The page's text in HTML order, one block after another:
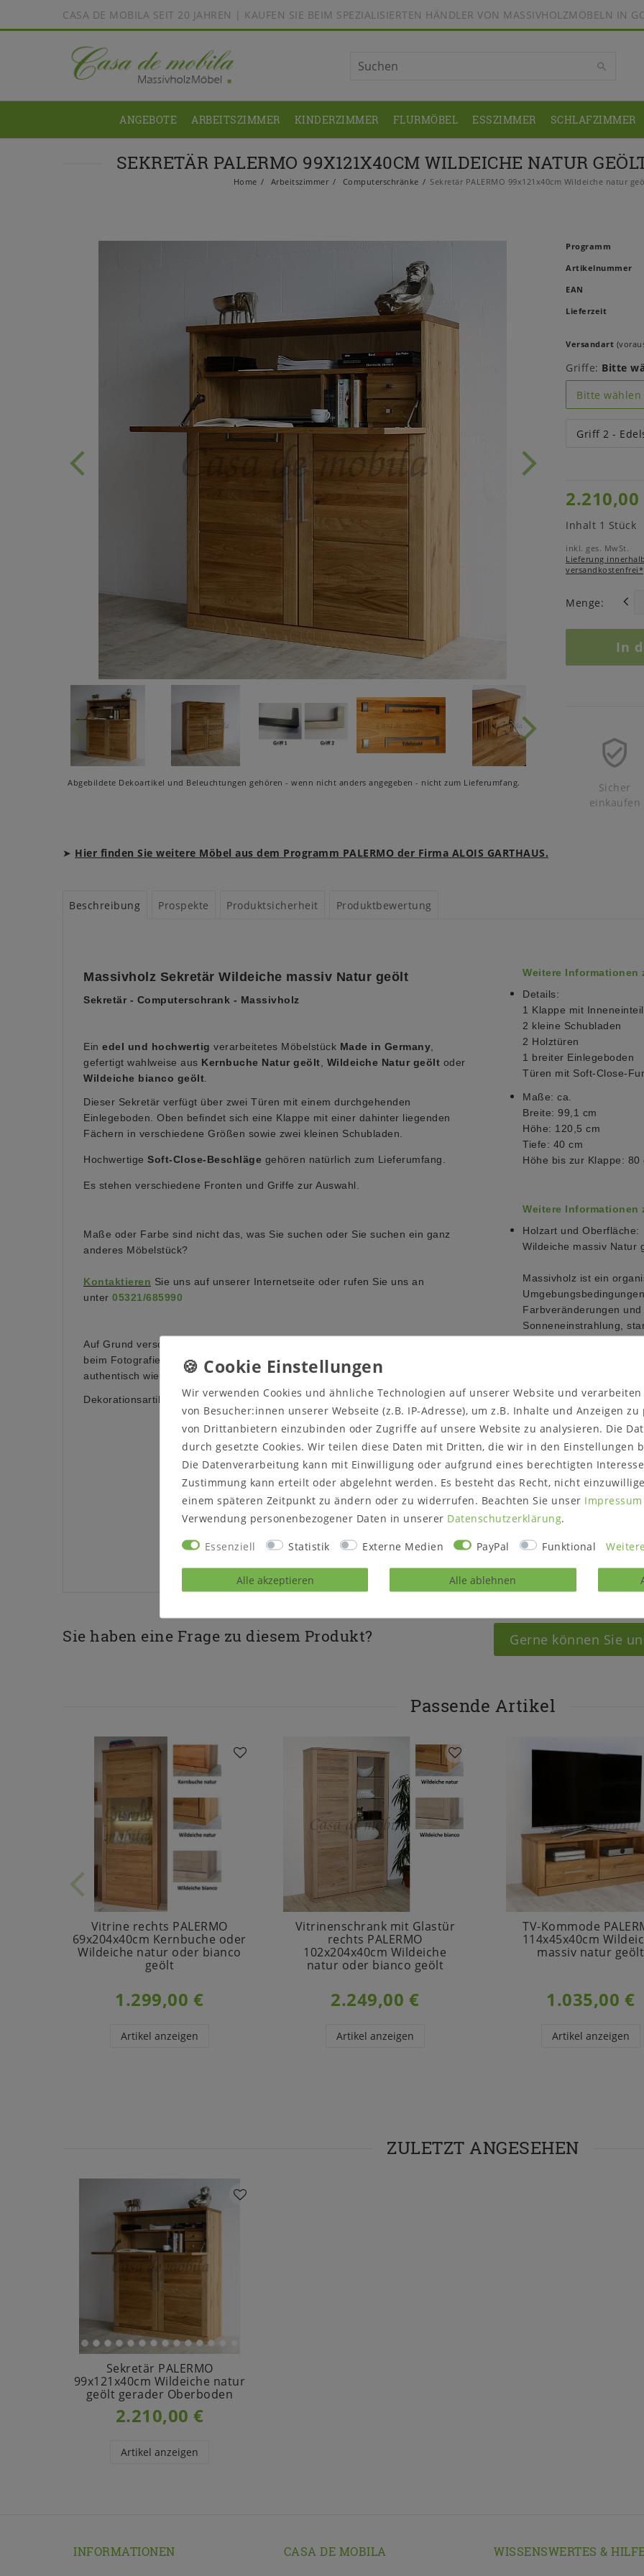
CASA DE MOBILA SEIT 20 JAHREN | KAUFEN SIE BEIM SPEZIALISIERTEN HÄNDLER VON MASSIVHOLZMÖBELN IN
ANGEBOTE ARBEITSZIMMER KINDERZIMMER FLURMÖBEL ESSZIMMER SCHLAFZIMMER
SEKRETÄR PALERMO 99X121X40CM WILDEICHE NATUR
Home Arbeitszimmer Computerschränke Sekretär PALERMO 99x121x40cm Wildeiche natur
Abgebildete Dekoartikel und Beleuchtungen gehören - wenn nicht anders angegeben - nicht zum Lieferumfang.
Programm
Artikelnummer
EAN
Lieferzeit
Versandart
Griffe: Bitte
Bitte wählen
Griff 2 -
2.210,00
Inhalt 1 Stück
inkl. ges. MwSt.
Lieferung
versandkostenfrei*
Menge:
In
Sicher
einkaufen
➤ Hier finden Sie weitere Möbel aus dem Programm PALERMO der Firma ALOIS GARTHAUS.
Beschreibung Prospekte Produktsicherheit Produktbewertung
Massivholz Sekretär Wildeiche massiv Natur geölt
Sekretär - Computerschrank - Massivholz
Ein edel und hochwertig verarbeitetes Möbelstück Made in Germany
gefertigt wahlweise aus Kernbuche Natur geölt Wildeiche Natur geölt oder
Wildeiche bianco geölt
Dieser Sekretär verfügt über zwei Türen mit einem durchgehenden
Einlegeboden. Oben befindet sich eine Klappe mit einer dahinter liegenden
Fächern in verschiedene Größen sowie zwei kleinen Schubladen.
Hochwertige Soft-Close-Beschläge gehören natürlich zum Lieferumfang.
Es stehen verschiedene Fronten und Griffe zur Auswahl.
Maße oder Farbe sind nicht das, was Sie suchen oder Sie suchen ein ganz
anderes Möbelstück?
Kontaktieren Sie uns auf unserer Internetseite oder rufen Sie uns an
unter 05321/685990
Auf Grund verschiedener Bildschirmeinstellungen sowie der Lichtverhältnisse
beim Fotografieren kann es dazu führen, dass die Farbe des Artikels nicht
authentisch wiedergegeben wird.
Dekorationsartikel sind nicht im Lieferumfang enthalten.
Weitere Informationen
Details:
1 Klappe mit
2 kleine Schubladen
2 Holztüren
1 breiter Einlegeboden
Türen mit Soft-Close-
Maße: ca.
Breite: 99,1 cm
Höhe: 120,5 cm
Tiefe: 40 cm
Höhe bis zur Klappe:
Weitere Informationen
Holzart und Oberfläche:
Wildeiche massiv Natur
Massivholz ist ein
Farbveränderungen
Sonneneinstrahlung,
Weiße Oberflächen
Äste werden
Verziehen des Holzes
Griffe und Fronten:
Front mit geradem
Griffe aus Edelstahl
Lieferzustand:
montiert
Hinweis zur Anlieferung:
Bitte prüfen Sie vor
Treppenhaus/die
Sie haben eine Frage zu diesem Produkt? Gerne können Sie
Passende Artikel
Vitrine rechts PALERMO
69x204x40cm Kernbuche oder
Wildeiche natur oder bianco
geölt
1.299,00 €
Artikel anzeigen
Vitrinenschrank mit Glastür
rechts PALERMO
102x204x40cm Wildeiche
natur oder bianco geölt
2.249,00 €
Artikel anzeigen
TV-Kommode
114x45x40cm
massiv natur geölt
1.035,00 €
Artikel anzeigen
ZULETZT ANGESEHEN
Sekretär PALERMO
99x121x40cm Wildeiche natur
geölt gerader Oberboden
2.210,00 €
Artikel anzeigen
INFORMATIONEN CASA DE MOBILA WISSENSWERTES &
Wir verwenden Cookies und ähnliche Technologien auf unserer Website und
von Besucher:innen unserer Webseite (z.B. IP-Adresse), um z.B. Inhalte und Anzeigen
von Drittanbietern einzubinden oder Zugriffe auf unsere Website zu analysieren. Die
durch gesetzte Cookies. Wir teilen diese Daten mit Dritten, die wir in den Einstellungen
Die Datenverarbeitung kann mit Einwilligung oder aufgrund eines berechtigten
Zustimmung kann erteilt oder abgelehnt werden. Es besteht das Recht, nicht
einem späteren Zeitpunkt zu ändern oder zu widerrufen. Beachten Sie unser Impressum
Verwendung personenbezogener Daten in unserer Daten­schutz­erklärung.
Essenziell Statistik Externe Medien PayPal Funktional
Alle akzeptieren Alle ablehnen